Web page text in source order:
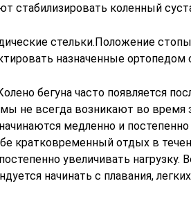
стабилизировать коленный
стельки.Положение
назначенные ортопедом
бегуна часто появляется
не всегда возникают во время
медленно и
кратковременный отдых в
увеличивать нагрузку.
начинать с плавания,